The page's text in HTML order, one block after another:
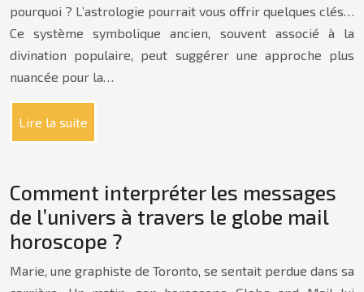
pourquoi ? L’astrologie pourrait vous offrir quelques clés…
Ce système symbolique ancien, souvent associé à la
divination populaire, peut suggérer une approche plus
nuancée pour la…
Lire la suite
Comment interpréter les messages
de l’univers à travers le globe mail
horoscope ?
Marie, une graphiste de Toronto, se sentait perdue dans sa